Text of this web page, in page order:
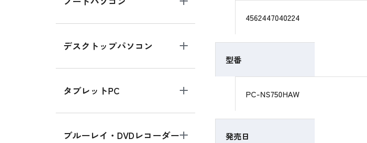
デスクトップパソコン
タブレットPC
ブルーレイ・DVDレコーダー
4562447040224
型番
PC-NS750HAW
発売日